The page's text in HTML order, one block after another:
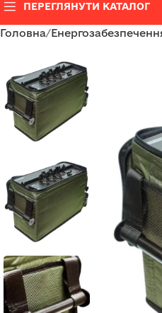
ПЕРЕГЛЯНУТИ КАТАЛОГ
Головна